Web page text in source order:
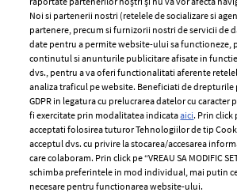
ELLE Style Awards
2024
Despre ELLE
Romania
Contact
Abonamente
Politica
Politica
Noi si partenerii nostri (retelele de socializare si
partenere, precum si furnizorii nostri de servicii de
date pentru a permite website-ului sa functioneze,
continutul si anunturile publicitare afisate in
dvs., pentru a va oferi functionalitati aferente
analiza traficul pe website. Beneficiati de drepturile
GDPR in legatura cu prelucrarea datelor cu
fi exercitate prin modalitatea indicataaici. Prin click
acceptati folosirea tuturor Tehnologiilor de tip
acceptul dvs. cu privire la stocarea/accesarea
care colaboram. Prin click pe “VREAU SA MODIFIC
schimba preferintele in mod individual, mai putin
necesare pentru functionarea website-ului.